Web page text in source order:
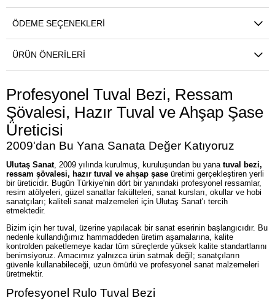
ÖDEME SEÇENEKLERI
ÜRÜN ÖNERILERI
Profesyonel Tuval Bezi, Ressam
Şövalesi, Hazır Tuval ve Ahşap Şase
Üreticisi
2009'dan Bu Yana Sanata Değer Katıyoruz
Ulutaş Sanat, 2009 yılında kurulmuş, kuruluşundan bu yana tuval bezi,
ressam şövalesi, hazır tuval ve ahşap şase üretimi gerçekleştiren yerli
bir üreticidir. Bugün Türkiye'nin dört bir yanındaki profesyonel ressamlar,
resim atölyeleri, güzel sanatlar fakülteleri, sanat kursları, okullar ve hobi
sanatçıları; kaliteli sanat malzemeleri için Ulutaş Sanat'ı tercih
etmektedir.
Bizim için her tuval, üzerine yapılacak bir sanat eserinin başlangıcıdır. Bu
nedenle kullandığımız hammaddeden üretim aşamalarına, kalite
kontrolden paketlemeye kadar tüm süreçlerde yüksek kalite standartlarını
benimsiyoruz. Amacımız yalnızca ürün satmak değil; sanatçıların
güvenle kullanabileceği, uzun ömürlü ve profesyonel sanat malzemeleri
üretmektir.
Profesyonel Rulo Tuval Bezi